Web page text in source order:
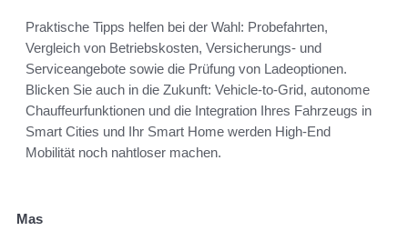
Praktische Tipps helfen bei der Wahl: Probefahrten,
Vergleich von Betriebskosten, Versicherungs- und
Serviceangebote sowie die Prüfung von Ladeoptionen.
Blicken Sie auch in die Zukunft: Vehicle-to-Grid, autonome
Chauffeurfunktionen und die Integration Ihres Fahrzeugs in
Smart Cities und Ihr Smart Home werden High-End
Mobilität noch nahtloser machen.
Mas